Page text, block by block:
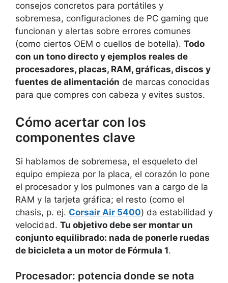
consejos concretos para portátiles y
sobremesa, configuraciones de PC gaming que
funcionan y alertas sobre errores comunes
(como ciertos OEM o cuellos de botella). Todo
con un tono directo y ejemplos reales de
procesadores, placas, RAM, gráficas, discos y
fuentes de alimentación de marcas conocidas
para que compres con cabeza y evites sustos.
Cómo acertar con los
componentes clave
Si hablamos de sobremesa, el esqueleto del
equipo empieza por la placa, el corazón lo pone
el procesador y los pulmones van a cargo de la
RAM y la tarjeta gráfica; el resto (como el
chasis, p. ej. Corsair Air 5400) da estabilidad y
velocidad. Tu objetivo debe ser montar un
conjunto equilibrado: nada de ponerle ruedas
de bicicleta a un motor de Fórmula 1.
Procesador: potencia donde se nota